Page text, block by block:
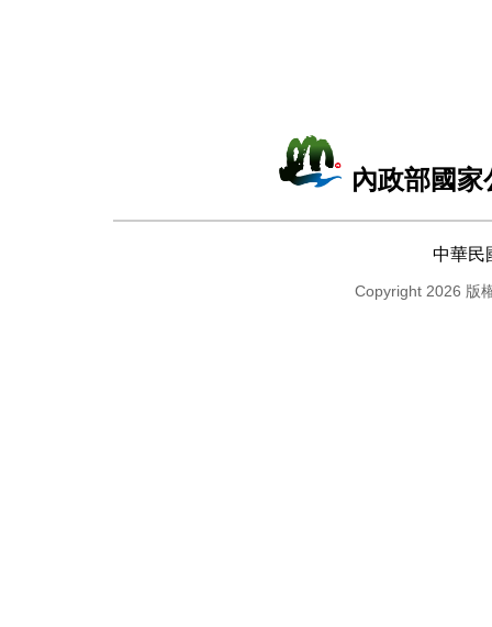
內政部國
中華民
Copyright 2026 版